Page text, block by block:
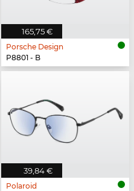
165,75 €
Porsche Design
P8801 - B
39,84 €
Polaroid